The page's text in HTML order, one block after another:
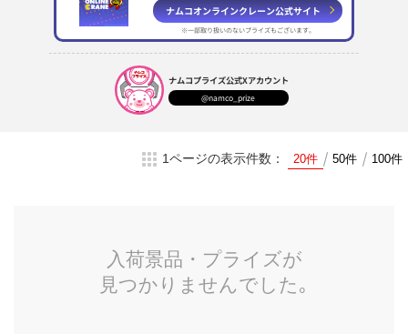
ナムコオンラインクレーン公式サイト
※一部取り扱いのないプライズもございます。
ナムコプライズ公式Xアカウント
@namco_prize
1ページの表示件数： 20件 50件 100件